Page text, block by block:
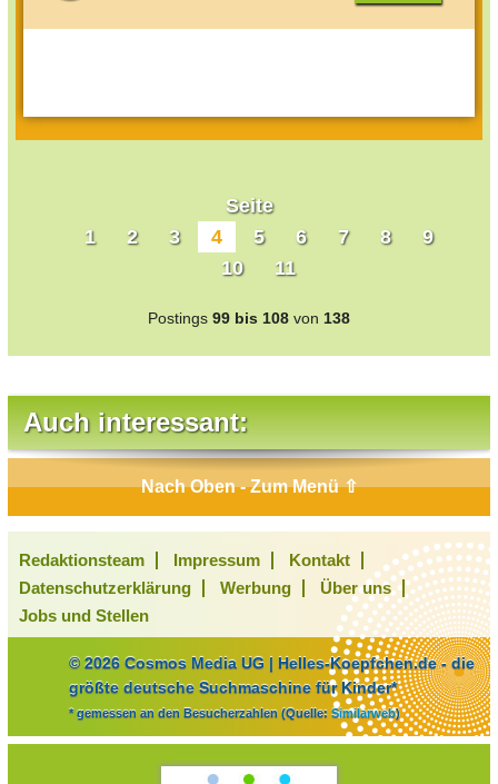
Seite
1
2 3 4 5 6 7 8
9
10
11
Postings 99 bis 108 von 138
Auch interessant:
Nach Oben - Zum Menü ⇧
Redaktionsteam Impressum
Kontakt
Datenschutzerklärung
Werbung
Über uns
Jobs und Stellen
© 2026 Cosmos Media UG | Helles-Koepfchen.de - die
größte deutsche Suchmaschine für Kinder*
* gemessen an den Besucherzahlen (Quelle: Similarweb)